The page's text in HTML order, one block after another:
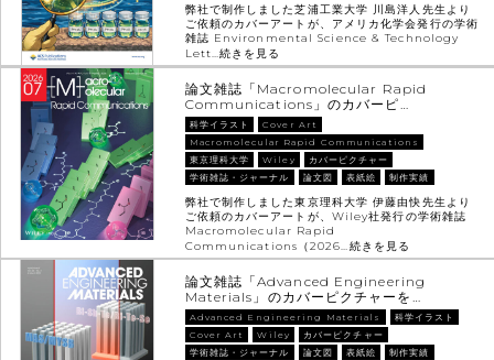
弊社で制作しました芝浦工業大学 川島洋人先生より
ご依頼のカバーアートが、アメリカ化学会発行の学術
雑誌 Environmental Science & Technology
Lett…続きを見る
論文雑誌「Macromolecular Rapid
Communications」のカバーピ…
科学イラスト
Cover Art
Macromolecular Rapid Communications
東京理科大学
Wiley
カバーピクチャー
学術雑誌・ジャーナル
論文図 表紙絵 制作実績
弊社で制作しました東京理科大学 伊藤由快先生より
ご依頼のカバーアートが、Wiley社発行の学術雑誌
Macromolecular Rapid
Communications（2026…続きを見る
論文雑誌「Advanced Engineering
Materials」のカバーピクチャーを…
Advanced Engineering Materials
科学イラスト
Cover Art
Wiley
カバーピクチャー
学術雑誌・ジャーナル
論文図 表紙絵 制作実績